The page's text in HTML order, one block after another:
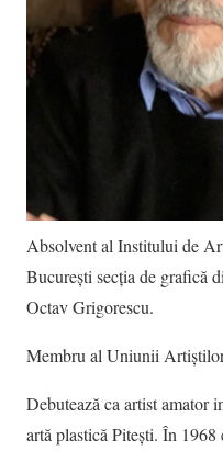
Absolvent al Institului de
București secția de grafică
Octav Grigorescu.
Membru al Uniunii
Debutează ca artist amator
artă plastică Pitești. În